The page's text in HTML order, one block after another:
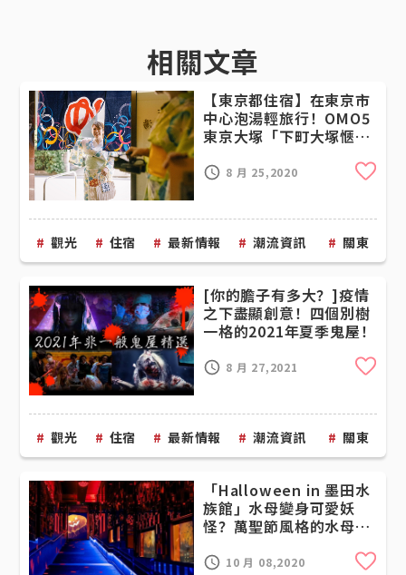
相關文章
【東京都住宿】在東京市
中心泡湯輕旅行！OMO5
東京大塚「下町大塚愜意
8 月 25,2020
觀光 住宿 最新情報 潮流資訊 關東
[你的膽子有多大？]疫情
之下盡顯創意！四個別樹
一格的2021年夏季鬼屋！
8 月 27,2021
觀光 住宿 最新情報 潮流資訊 關東
「Halloween in 墨田水
族館」水母變身可愛妖
怪？萬聖節風格的水母展
10 月 08,2020